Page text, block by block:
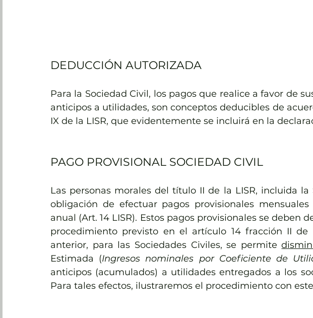
DEDUCCIÓN AUTORIZADA
Para la Sociedad Civil, los pagos que realice a favor de
anticipos a utilidades, son conceptos deducibles de
IX de la LISR, que evidentemente se incluirá en la
PAGO PROVISIONAL SOCIEDAD CIVIL
Las personas morales del título II de la LISR, incluida la
obligación de efectuar pagos provisionales
anual (Art. 14 LISR). Estos pagos provisionales se deben
procedimiento previsto en el artículo 14 fracción II de
anterior, para las Sociedades Civiles, se permite
Estimada (Ingresos nominales por Coeficiente de
anticipos (acumulados) a utilidades entregados a los
Para tales efectos, ilustraremos el procedimiento con